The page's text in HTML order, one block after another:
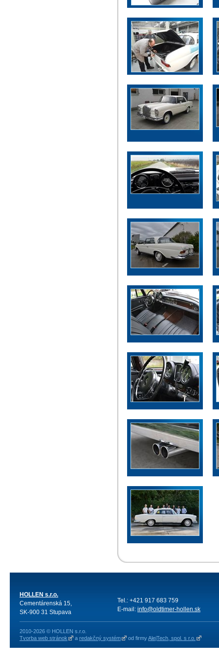
HOLLEN s.r.o.
Cementárenská 15,
SK-900 31 Stupava
Tel.: +421 917 683 759
E-mail: info@oldtimer-hollen.sk
2010-2026 © HOLLEN s.r.o.
Tvorba web stránok
a redakčný systém od firmyAlejTech, spol. s r.o.